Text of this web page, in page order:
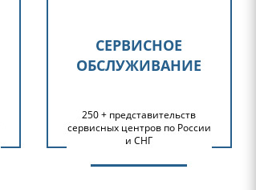
СЕРВИСНОЕ
ОБСЛУЖИВАНИЕ
250 + представительств
сервисных центров по России
и СНГ